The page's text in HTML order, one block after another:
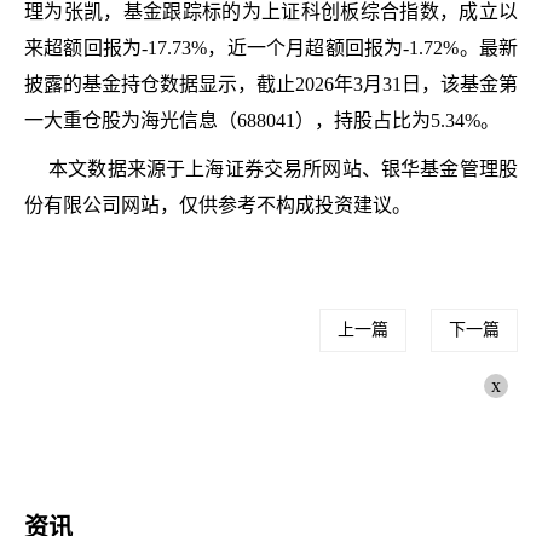
理为张凯，基金跟踪标的为上证科创板综合指数，成立以
来超额回报为-17.73%，近一个月超额回报为-1.72%。最新
披露的基金持仓数据显示，截止2026年3月31日，该基金第
一大重仓股为海光信息（688041），持股占比为5.34%。
本文数据来源于上海证券交易所网站、银华基金管理股
份有限公司网站，仅供参考不构成投资建议。
上一篇 下一篇
x
资讯